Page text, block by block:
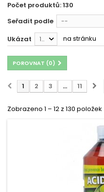
Počet produktů: 130
Seřadit podle
--
Ukázat 12 na stránku
POROVNAT (0)
1 2 3 ... 11
Zobrazeno 1 – 12 z 130 položek